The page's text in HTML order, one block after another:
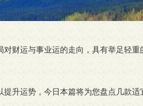
财运与事业运的走向，具有举足轻重
升运势，今日本篇将为您盘点几款